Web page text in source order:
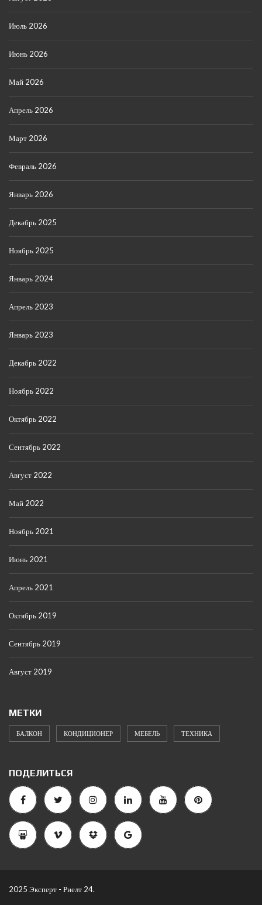
Июль 2026
Июнь 2026
Май 2026
Апрель 2026
Март 2026
Февраль 2026
Январь 2026
Декабрь 2025
Ноябрь 2025
Январь 2024
Апрель 2023
Январь 2023
Декабрь 2022
Ноябрь 2022
Октябрь 2022
Сентябрь 2022
Август 2022
Май 2022
Ноябрь 2021
Июнь 2021
Апрель 2021
Октябрь 2019
Сентябрь 2019
Август 2019
МЕТКИ
БАЛКОН КОНДИЦИОНЕР МЕБЕЛЬ ТЕХНИКА
ПОДЕЛИТЬСЯ
2025 Эксперт - Риелт 24.